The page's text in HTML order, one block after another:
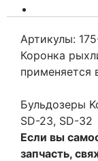
Артикулы:
Коронка
применяется
Бульдозеры
SD-23, SD-32
Если вы
запчасть,